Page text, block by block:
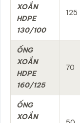
XOẮN
HDPE
130/100
125
ỐNG
XOẮN
HDPE
160/125
70
ỐNG
XOẮN